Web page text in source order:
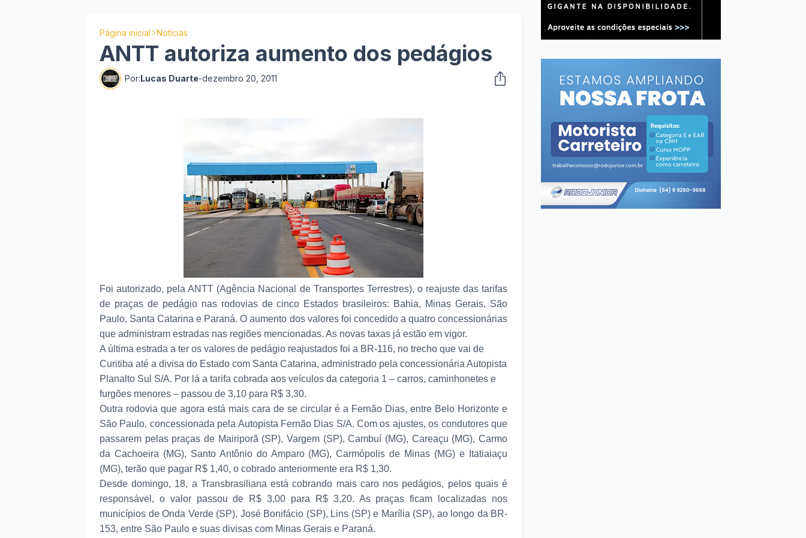
Página inicial Notícias
ANTT autoriza aumento dos pedágios
Por:Lucas Duarte-dezembro 20, 2011
Foi autorizado, pela ANTT (Agência Nacional de Transportes Terrestres), o reajuste das tarifas
de praças de pedágio nas rodovias de cinco Estados brasileiros: Bahia, Minas Gerais, São
Paulo, Santa Catarina e Paraná. O aumento dos valores foi concedido a quatro concessionárias
que administram estradas nas regiões mencionadas. As novas taxas já estão em vigor.
A última estrada a ter os valores de pedágio reajustados foi a BR-116, no trecho que vai de
Curitiba até a divisa do Estado com Santa Catarina, administrado pela concessionária Autopista
Planalto Sul S/A. Por lá a tarifa cobrada aos veículos da categoria 1 – carros, caminhonetes e
furgões menores – passou de 3,10 para R$ 3,30.
Outra rodovia que agora está mais cara de se circular é a Fernão Dias, entre Belo Horizonte e
São Paulo, concessionada pela Autopista Fernão Dias S/A. Com os ajustes, os condutores que
passarem pelas praças de Mairiporã (SP), Vargem (SP), Cambuí (MG), Careaçu (MG), Carmo
da Cachoeira (MG), Santo Antônio do Amparo (MG), Carmópolis de Minas (MG) e Itatiaiaçu
(MG), terão que pagar R$ 1,40, o cobrado anteriormente era R$ 1,30.
Desde domingo, 18, a Transbrasiliana está cobrando mais caro nos pedágios, pelos quais é
responsável, o valor passou de R$ 3,00 para R$ 3,20. As praças ficam localizadas nos
municípios de Onda Verde (SP), José Bonifácio (SP), Lins (SP) e Marília (SP), ao longo da BR-
153, entre São Paulo e suas divisas com Minas Gerais e Paraná.